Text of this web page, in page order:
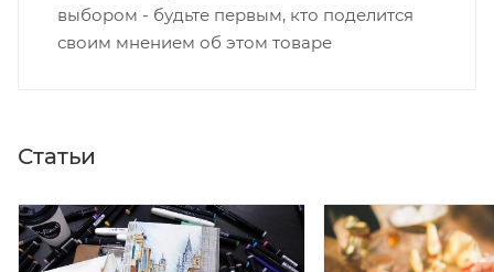
выбором - будьте первым, кто поделится
своим мнением об этом товаре
Статьи